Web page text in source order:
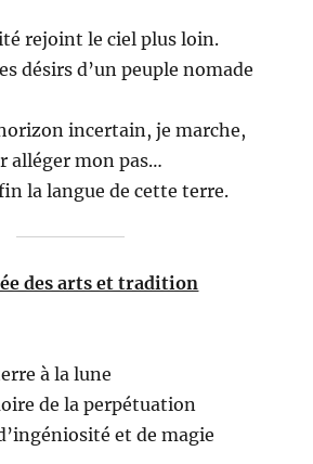
rejoint le ciel plus loin.
désirs d’un peuple nomade
incertain, je marche,
alléger mon pas…
la langue de cette terre.
des arts et tradition
à la lune
de la perpétuation
et de magie